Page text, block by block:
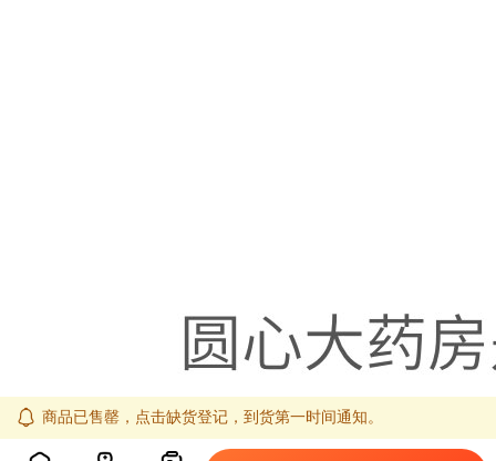
商品已售罄，点击缺货登记，到货第一时间通知。